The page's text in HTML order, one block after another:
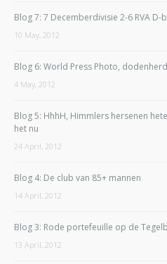
Blog 7: 7 Decemberdivisie 2-6 RVA
10 May, 2012
Blog 6: World Press Photo,
4 May, 2012
Blog 5: HhhH, Himmlers hersenen
het nu
24 April, 2012
Blog 4: De club van 85+ mannen
14 April, 2012
Blog 3: Rode portefeuille op de
13 April, 2012